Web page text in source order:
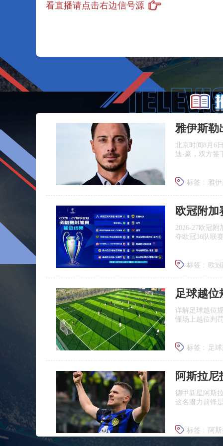
看直播请点击右边信号源
雅伊斯勒
北京时间8月6
迪‑豪，双方
标签 : 雅
埃迪豪离
欧冠附加
2026‑27欧冠
夺欧冠36队联
标签 : 欧
足球越位
详解足球越位
懂场上越位判
标签 :
足
足球什么
德甲新星阿斯
这名潜力前锋
标签 :
阿